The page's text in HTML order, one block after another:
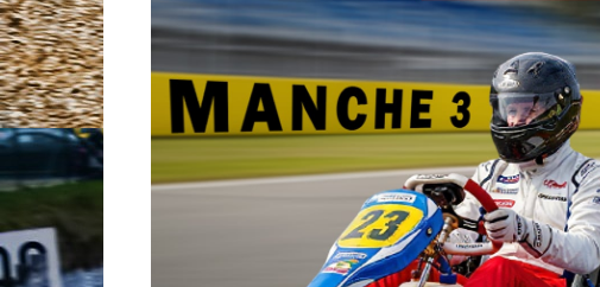
Tunisia Rally Adventure